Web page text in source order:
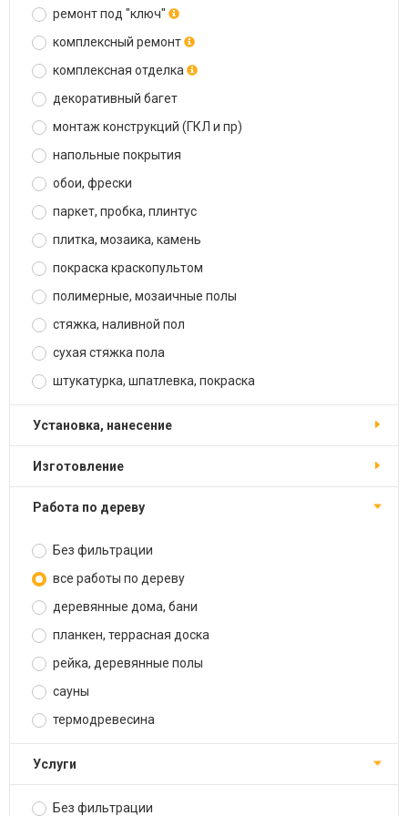
ремонт под "ключ"
комплексный ремонт
комплексная отделка
декоративный багет
монтаж конструкций (ГКЛ и пр)
напольные покрытия
обои, фрески
паркет, пробка, плинтус
плитка, мозаика, камень
покраска краскопультом
полимерные, мозаичные полы
стяжка, наливной пол
сухая стяжка пола
штукатурка, шпатлевка, покраска
установка, нанесение
изготовление
работа по дереву
Без фильтрации
все работы по дереву
деревянные дома, бани
планкен, террасная доска
рейка, деревянные полы
сауны
термодревесина
услуги
Без фильтрации